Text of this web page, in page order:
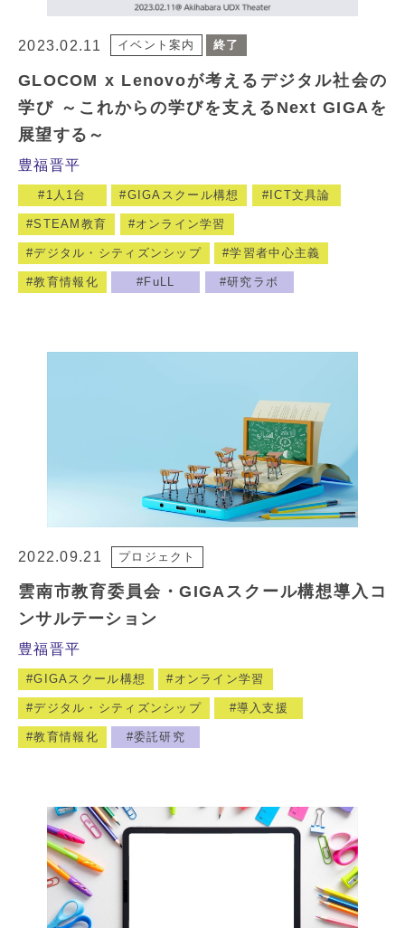
2023.02.11 イベント案内 終了
GLOCOM x Lenovoが考えるデジタル社会の
学び ～これからの学びを支えるNext GIGAを
展望する～
豊福晋平
1人1台 GIGAスクール構想 ICT文具論
STEAM教育 オンライン学習
デジタル・シティズンシップ 学習者中心主義
教育情報化 FuLL 研究ラボ
2022.09.21 プロジェクト
雲南市教育委員会・GIGAスクール構想導入コ
ンサルテーション
豊福晋平
GIGAスクール構想 オンライン学習
デジタル・シティズンシップ 導入支援
教育情報化 委託研究